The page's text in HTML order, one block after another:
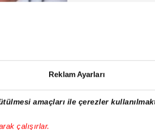
Reklam Ayarları
amaçları ile çerezler
çalışırlar.
10